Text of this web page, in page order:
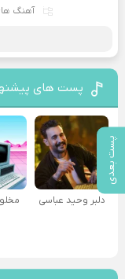
پست بعدی
آهنگ
پست های
دلبر وحید عباسی